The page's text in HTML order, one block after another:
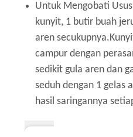
Untuk Mengobati
kunyit, 1 butir buah
aren
campur dengan
sedikit gula aren dan
seduh dengan 1 gelas
hasil saringannya